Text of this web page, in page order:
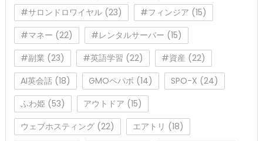
#サロンドロワイヤル(23) #フィンジア (15)
#マネー (22) #レンタルサーバー (15)
#副業 (23) #英語学習 (22) #資産 (22)
AI英会話(18) GMOペパボ (14) SPO-X (24)
ふわ姫 (53) アウトドア (15)
ウェブホスティング(22) エアトリ (18)